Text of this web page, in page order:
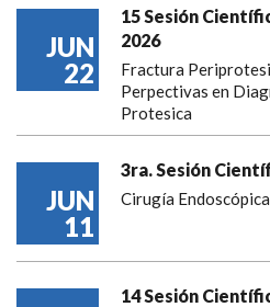
JUN
22
15 Sesión
2026
Fractura
Perpectivas en
Protesica
JUN
11
3ra. Sesión
Cirugía
14 Sesión